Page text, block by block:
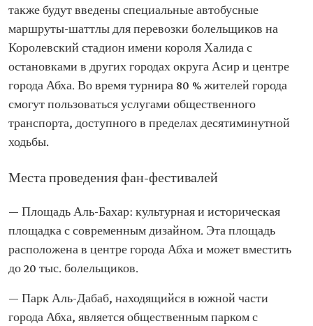
также будут введены специальные автобусные
маршруты-шаттлы для перевозки болельщиков на
Королевский стадион имени короля Халида с
остановками в других городах округа Асир и центре
города Абха. Во время турнира 80 % жителей города
смогут пользоваться услугами общественного
транспорта, доступного в пределах десятиминутной
ходьбы.
Места проведения фан-фестивалей
— Площадь Аль-Бахар: культурная и историческая
площадка с современным дизайном. Эта площадь
расположена в центре города Абха и может вместить
до 20 тыс. болельщиков.
— Парк Аль-Дабаб, находящийся в южной части
города Абха, является общественным парком с